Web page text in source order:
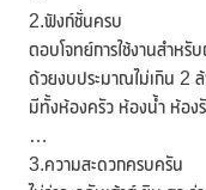
2.ฟังก์ชั่นครบ
ตอบโจทย์การใช้งานสำหรั
ด้วยงบประมาณไม่เกิน 2
มีทั้งห้องครัว ห้องน้ำ ห้อง
…
3.ความสะดวกครบครัน